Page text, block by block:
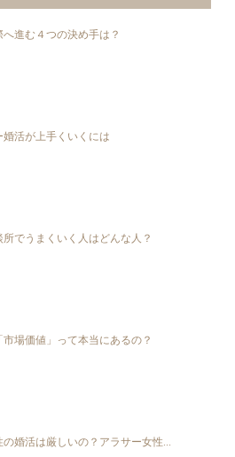
へ進む４つの決め手は？
婚活が上手くいくには
所でうまくいく人はどんな人？
市場価値」って本当にあるの？
の婚活は厳しいの？アラサー女性...